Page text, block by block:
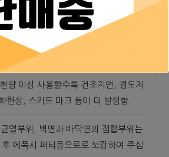
요구시 예그리나 빈티지 바닥용 상도 투
그리나 크리스탈 100으로 사용하십시
등의 사용 시간 및 종류에 따라서 황변
의 발생 정도가 달라집니다.
량 이상 사용할수록 건조지연, 경도저
현상, 스키드 마크 등이 더 발생함.
열부위, 벽면과 바닥면의 접합부위는
에폭시 퍼티등으로로 보강하여 주십